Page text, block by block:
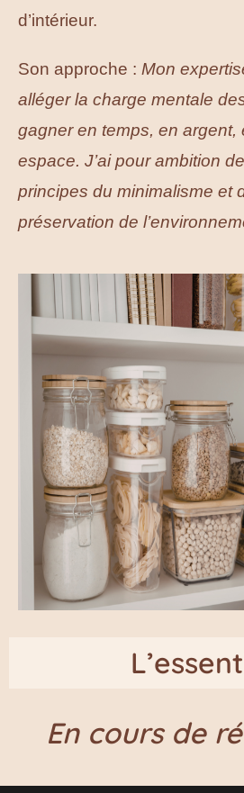
d’intérieur.
Son approche : Mon
alléger la charge mentale
gagner en temps, en argent,
espace. J’ai pour ambition
principes du minimalisme et
préservation de
En cours de